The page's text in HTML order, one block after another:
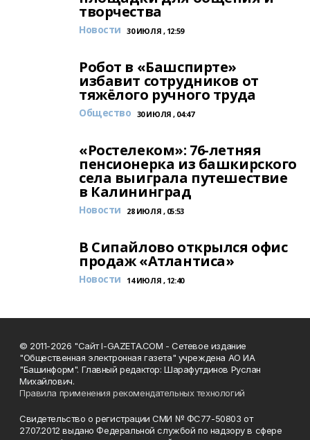
творчества
Новости 30 ИЮЛЯ , 12:59
Робот в «Башспирте»
избавит сотрудников от
тяжёлого ручного труда
Общество 30 ИЮЛЯ , 04:47
«Ростелеком»: 76-летняя
пенсионерка из башкирского
села выиграла путешествие
в Калининград
Новости 28 ИЮЛЯ , 05:53
В Сипайлово открылся офис
продаж «Атлантиса»
Новости 14 ИЮЛЯ , 12:40
© 2011-2026 "Сайт I-GAZETA.COM - Сетевое издание
"Общественная электронная газета" учреждена АО ИА
"Башинформ". Главный редактор: Шарафутдинов Руслан
Михайлович.
Правила применения рекомендательных технологий
Свидетельство о регистрации СМИ № ФС77-50803 от
27.07.2012 выдано Федеральной службой по надзору в сфере